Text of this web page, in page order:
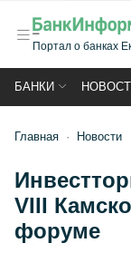
Портал о банках
БАНКИ
Главная Новости
VIII
форуме